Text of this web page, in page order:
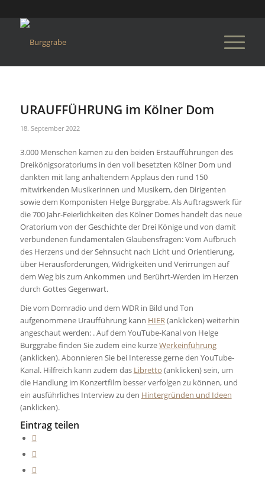
URAUFFÜHRUNG im Kölner Dom
18. September 2022
3.000 Menschen kamen zu den beiden Erstaufführungen des
Dreikönigsoratoriums in den voll besetzten Kölner Dom und
dankten mit lang anhaltendem Applaus den rund 150
mitwirkenden Musikerinnen und Musikern, den Dirigenten
sowie dem Komponisten Helge Burggrabe. Als Auftragswerk für
die 700 Jahr-Feierlichkeiten des Kölner Domes handelt das neue
Oratorium von der Geschichte der Drei Könige und von damit
verbundenen fundamentalen Glaubensfragen: Vom Aufbruch
des Herzens und der Sehnsucht nach Licht und Orientierung,
über Herausforderungen, Widrigkeiten und Verirrungen auf
dem Weg bis zum Ankommen und Berührt-Werden im Herzen
durch Gottes Gegenwart.
Die vom Domradio und dem WDR in Bild und Ton
aufgenommene Uraufführung kann HIER(anklicken) weiterhin
angeschaut werden: . Auf dem YouTube-Kanal von Helge
Burggrabe finden Sie zudem eine kurzeWerkeinführung
(anklicken). Abonnieren Sie bei Interesse gerne den YouTube-
Kanal. Hilfreich kann zudem das Libretto (anklicken) sein, um
die Handlung im Konzertfilm besser verfolgen zu können, und
ein ausführliches Interview zu den Hintergründen und Ideen
(anklicken).
Eintrag teilen